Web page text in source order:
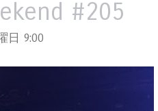
#205
日 9:00